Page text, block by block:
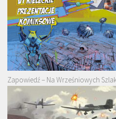
Zapowiedź – Na Wrześniowych